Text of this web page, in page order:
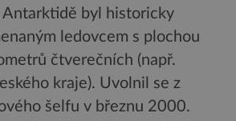
Antarktidě byl historicky
ledovcem s plochou
čtverečních (např.
kraje). Uvolnil se z
šelfu v březnu 2000.